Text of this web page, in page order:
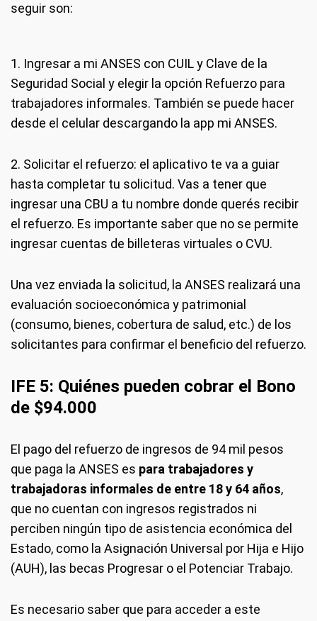
seguir son:
1. Ingresar a mi ANSES con CUIL y Clave de la
Seguridad Social y elegir la opción Refuerzo para
trabajadores informales. También se puede hacer
desde el celular descargando la app mi ANSES.
2. Solicitar el refuerzo: el aplicativo te va a guiar
hasta completar tu solicitud. Vas a tener que
ingresar una CBU a tu nombre donde querés recibir
el refuerzo. Es importante saber que no se permite
ingresar cuentas de billeteras virtuales o CVU.
Una vez enviada la solicitud, la ANSES realizará una
evaluación socioeconómica y patrimonial
(consumo, bienes, cobertura de salud, etc.) de los
solicitantes para confirmar el beneficio del refuerzo.
IFE 5: Quiénes pueden cobrar el Bono
de $94.000
El pago del refuerzo de ingresos de 94 mil pesos
que paga la ANSES es para trabajadores y
trabajadoras informales de entre 18 y 64 años,
que no cuentan con ingresos registrados ni
perciben ningún tipo de asistencia económica del
Estado, como la Asignación Universal por Hija e Hijo
(AUH), las becas Progresar o el Potenciar Trabajo.
Es necesario saber que para acceder a este